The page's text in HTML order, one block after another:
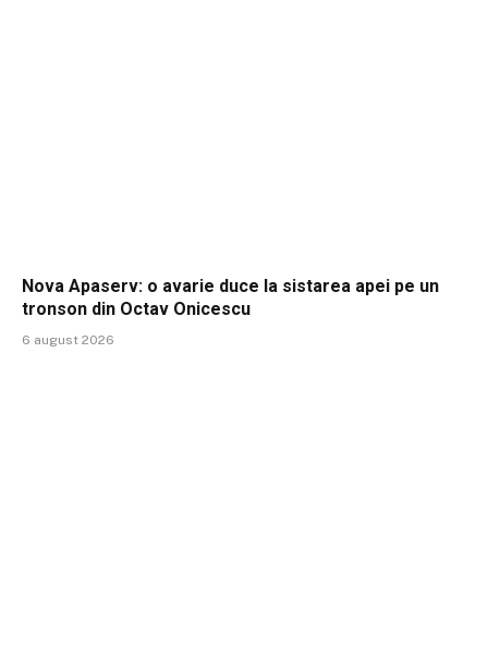
Nova Apaserv: o avarie duce la sistarea apei pe un
tronson din Octav Onicescu
6 august 2026